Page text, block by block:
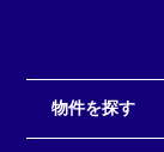
物件を探す